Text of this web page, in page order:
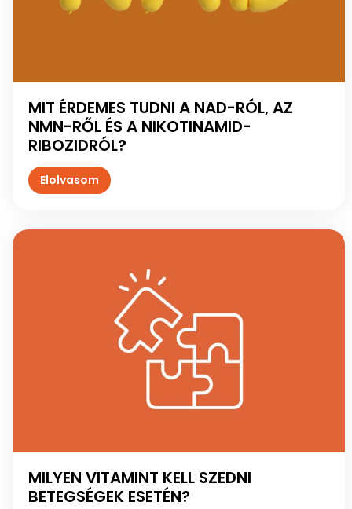
MIT ÉRDEMES TUDNI A NAD-RÓL, AZ
NMN-RŐL ÉS A NIKOTINAMID-
RIBOZIDRÓL?
MILYEN VITAMINT KELL SZEDNI
BETEGSÉGEK ESETÉN?